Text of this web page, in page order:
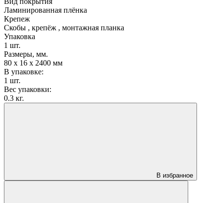
Ламинированная плёнка
Крепеж
Скобы , крепёж , монтажная планка
Упаковка
1 шт.
Размеры, мм.
80 х 16 х 2400 мм
В упаковке:
1 шт.
Вес упаковки:
0.3 кг.
В избранное